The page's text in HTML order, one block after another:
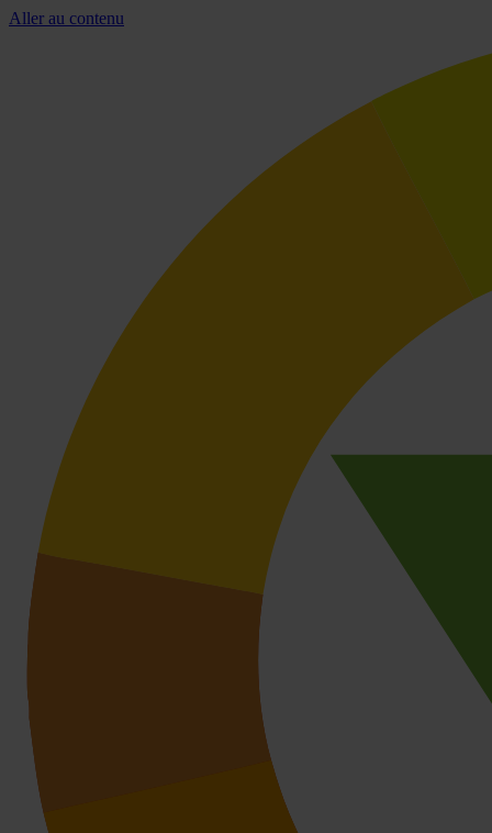
Aller au contenu